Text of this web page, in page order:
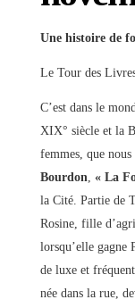
Une histoire de
Le Tour des
C’est dans le
XIX° siècle et la
femmes, que
Bourdon « La
la Cité. Partie de
Rosine, fille
lorsqu’elle gagne
de luxe et
née dans la rue,